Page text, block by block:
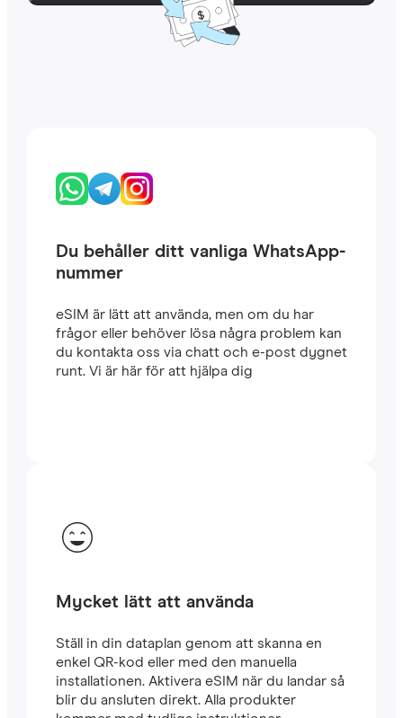
Du behåller ditt vanliga WhatsApp-
nummer
eSIM är lätt att använda, men om du har
frågor eller behöver lösa några problem kan
du kontakta oss via chatt och e-post dygnet
runt. Vi är här för att hjälpa dig
Mycket lätt att använda
Ställ in din dataplan genom att skanna en
enkel QR-kod eller med den manuella
installationen. Aktivera eSIM när du landar så
blir du ansluten direkt. Alla produkter